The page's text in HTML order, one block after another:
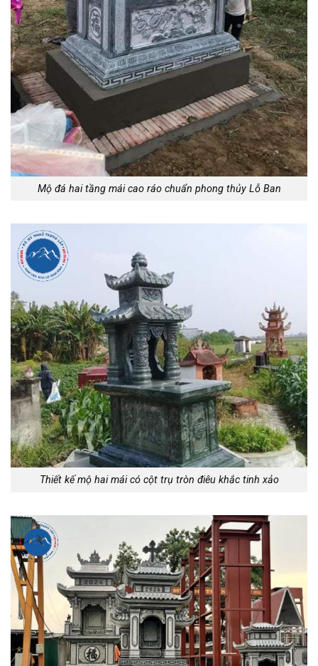
Mộ đá hai tầng mái cao ráo chuẩn phong thủy Lỗ Ban
Thiết kế mộ hai mái có cột trụ tròn điêu khắc tinh xảo